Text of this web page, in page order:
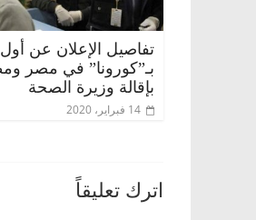
تفاصيل الإعلان عن
بـ”كورونا” في مصر
بإقالة وزيرة الصحة
14 فبراير، 2020
اترك تعليقاً